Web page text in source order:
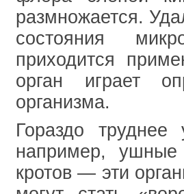
размножается.
состояния
приходится
орган играет
организма.
Гораздо труднее
например,
кротов — эти